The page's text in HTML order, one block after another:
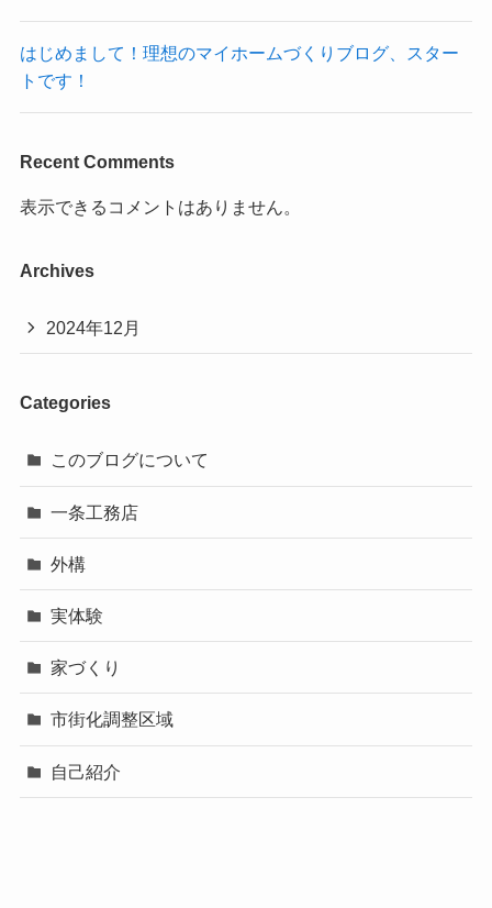
はじめまして！理想のマイホームづくりブログ、スター
トです！
Recent Comments
表示できるコメントはありません。
Archives
2024年12月
Categories
このブログについて
一条工務店
外構
実体験
家づくり
市街化調整区域
自己紹介